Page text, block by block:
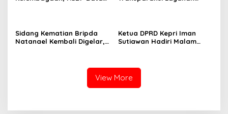
Sidang Kematian Bripda
Natanael Kembali Digelar,
Ketua DPRD Kepri Iman
Sutiawan Hadiri Malam
View More